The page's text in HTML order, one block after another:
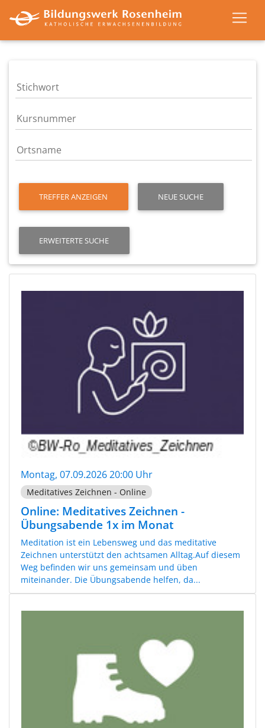
TREFFER ANZEIGEN NEUE SUCHE
ERWEITERTE SUCHE
Montag, 07.09.2026 20:00 Uhr
Meditatives Zeichnen - Online
Online: Meditatives Zeichnen -
Übungsabende 1x im Monat
Meditation ist ein Lebensweg und das meditative
Zeichnen unterstützt den achtsamen Alltag.Auf diesem
Weg befinden wir uns gemeinsam und üben
miteinander. Die Übungsabende helfen, da...